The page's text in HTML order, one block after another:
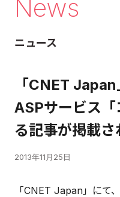
News
ニュース
「CNET
ASPサービス
る記事が掲載さ
2013年11月25日
「CNET Japan」にて